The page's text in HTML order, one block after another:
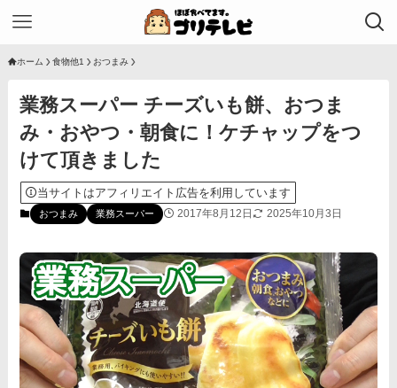
ホーム 食物他1 おつまみ
業務スーパー チーズいも餅、おつま
み・おやつ・朝食に！ケチャップをつ
けて頂きました
当サイトはアフィリエイト広告を利用しています
おつまみ 業務スーパー 2017年8月12日 2025年10月3日